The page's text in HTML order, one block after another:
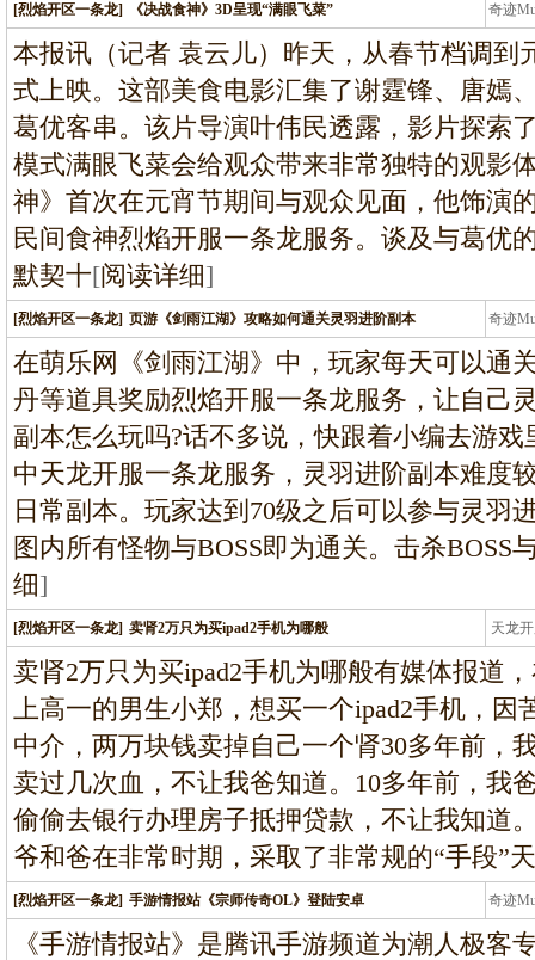
[烈焰开区一条龙] 《决战食神》3D呈现“满眼飞菜” 奇迹
条
本报讯（记者 袁云儿）昨天，从春节档调到
式上映。这部美食电影汇集了谢霆锋、唐嫣
葛优客串。该片导演叶伟民透露，影片探索
模式满眼飞菜会给观众带来非常独特的观影
神》首次在元宵节期间与观众见面，他饰演
民间食神烈焰开服一条龙服务。谈及与葛优
默契十[阅读详细]
[烈焰开区一条龙] 页游《剑雨江湖》攻略如何通关灵羽进阶副本 奇迹
条
在萌乐网《剑雨江湖》中，玩家每天可以通
丹等道具奖励烈焰开服一条龙服务，让自己
副本怎么玩吗?话不多说，快跟着小编去游
中天龙开服一条龙服务，灵羽进阶副本难度
日常副本。玩家达到70级之后可以参与灵羽
图内所有怪物与BOSS即为通关。击杀BOSS
细]
[烈焰开区一条龙] 卖肾2万只为买ipad2手机为哪般 天龙
龙
卖肾2万只为买ipad2手机为哪般有媒体报道
上高一的男生小郑，想买一个ipad2手机，因
中介，两万块钱卖掉自己一个肾30多年前，
卖过几次血，不让我爸知道。10多年前，我
偷偷去银行办理房子抵押贷款，不让我知道
爷和爸在非常时期，采取了非常规的“手段”
[烈焰开区一条龙] 手游情报站《宗师传奇OL》登陆安卓 奇迹
条
《手游情报站》是腾讯手游频道为潮人极客